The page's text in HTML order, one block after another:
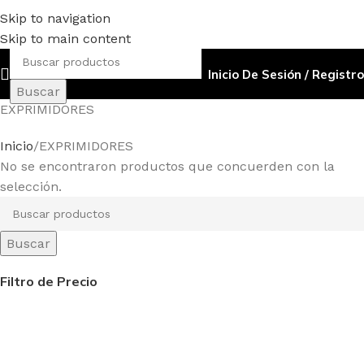
Skip to navigation
Skip to main content
Buscar
Inicio De Sesión / Registro
Filtro de Precio
EXPRIMIDORES
Inicio EXPRIMIDORES
No se encontraron productos que concuerden con la
selección.
Buscar